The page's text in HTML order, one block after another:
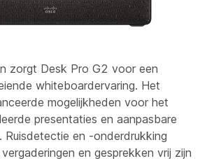
zorgt Desk Pro G2 voor een
whiteboardervaring. Het
mogelijkheden voor het
presentaties en aanpasbare
Ruisdetectie en -onderdrukking
en gesprekken vrij zijn